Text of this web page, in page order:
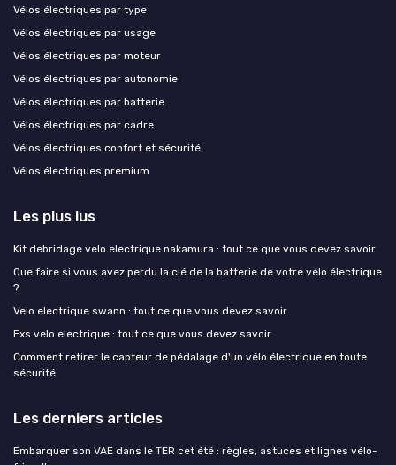
Vélos électriques par type
Vélos électriques par usage
Vélos électriques par moteur
Vélos électriques par autonomie
Vélos électriques par batterie
Vélos électriques par cadre
Vélos électriques confort et sécurité
Vélos électriques premium
Les plus lus
Kit debridage velo electrique nakamura : tout ce que vous devez savoir
Que faire si vous avez perdu la clé de la batterie de votre vélo électrique
?
Velo electrique swann : tout ce que vous devez savoir
Exs velo electrique : tout ce que vous devez savoir
Comment retirer le capteur de pédalage d'un vélo électrique en toute
sécurité
Les derniers articles
Embarquer son VAE dans le TER cet été : règles, astuces et lignes vélo-